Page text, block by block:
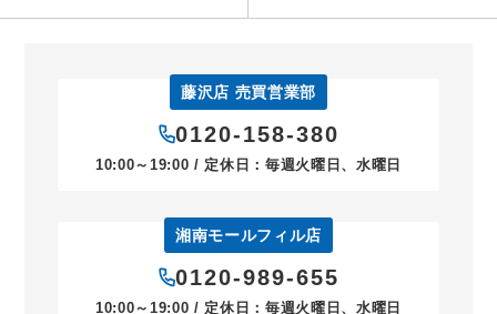
藤沢店 売買営業部
0120-158-380
10:00～19:00 / 定休日：毎週火曜日、水曜日
湘南モールフィル店
0120-989-655
10:00～19:00 / 定休日：毎週火曜日、水曜日